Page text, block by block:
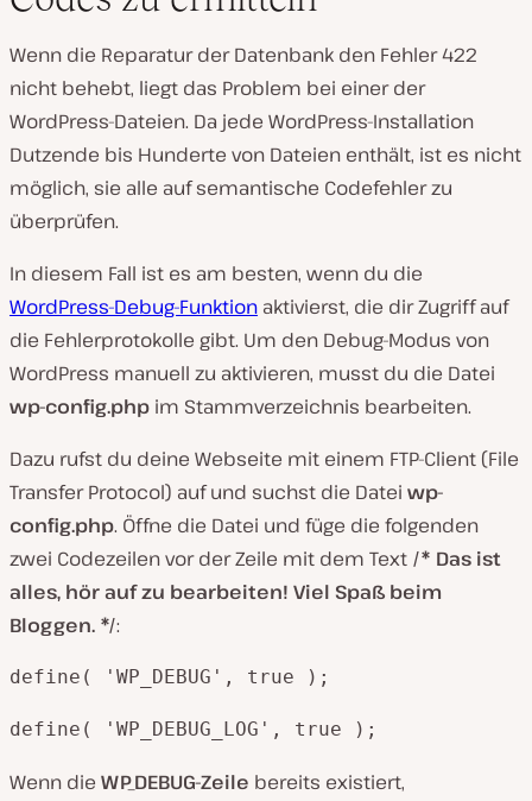
Wenn die Reparatur der Datenbank den Fehler 422
nicht behebt, liegt das Problem bei einer der
WordPress-Dateien. Da jede WordPress-Installation
Dutzende bis Hunderte von Dateien enthält, ist es nicht
möglich, sie alle auf semantische Codefehler zu
überprüfen.
In diesem Fall ist es am besten, wenn du die
WordPress-Debug-Funktion aktivierst, die dir Zugriff auf
die Fehlerprotokolle gibt. Um den Debug-Modus von
WordPress manuell zu aktivieren, musst du die Datei
wp-config.php im Stammverzeichnis bearbeiten.
Dazu rufst du deine Webseite mit einem FTP-Client (File
Transfer Protocol) auf und suchst die Datei wp-
config.php. Öffne die Datei und füge die folgenden
zwei Codezeilen vor der Zeile mit dem Text /* Das ist
alles, hör auf zu bearbeiten! Viel Spaß beim
Bloggen. */:
define( 'WP_DEBUG', true );
define( 'WP_DEBUG_LOG', true );
Wenn die WP_DEBUG-Zeile bereits existiert,